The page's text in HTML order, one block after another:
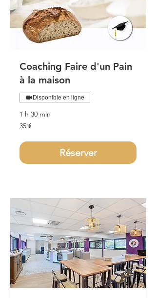
Coaching Faire d'un Pain
à la maison
Disponible en ligne
1 h 30 min
35
euros
35 €
Réserver